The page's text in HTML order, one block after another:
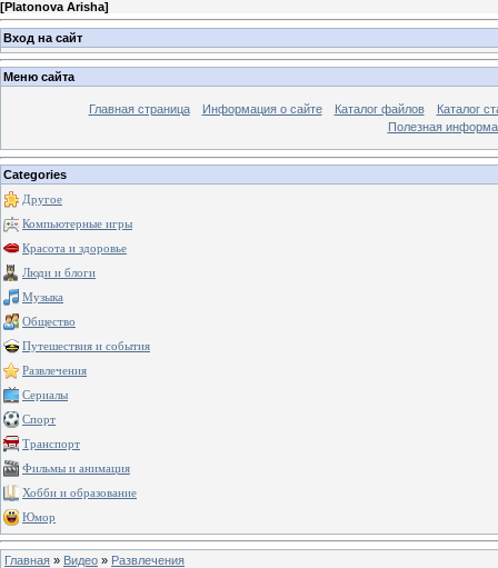
[Platonova Arisha]
Вход на сайт
Меню сайта
Главная страница Информация о сайте Каталог файлов
Каталог
Полезная
Categories
Другое
Компьютерные игры
Красота и здоровье
Люди и блоги
Музыка
Общество
Путешествия и события
Развлечения
Сериалы
Спорт
Транспорт
Фильмы и анимация
Хобби и образование
Юмор
Главная » Видео » Развлечения